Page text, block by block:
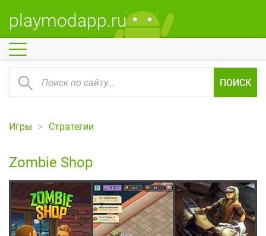
playmodapp.ru
ПОИСК
Игры Стратегии
Zombie Shop